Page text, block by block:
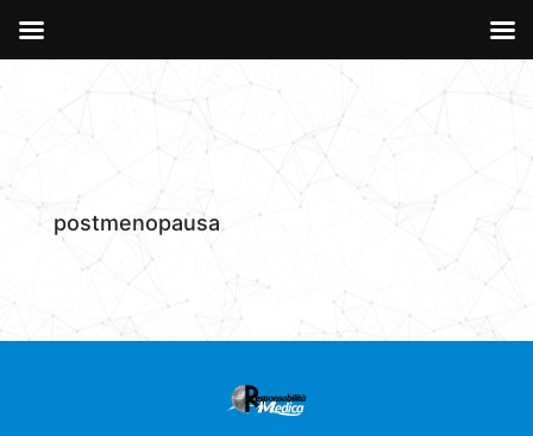
postmenopausa